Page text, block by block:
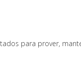
para prover,